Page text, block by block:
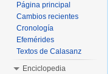
Página principal
Cambios recientes
Cronología
Efemérides
Textos de Calasanz
Enciclopedia